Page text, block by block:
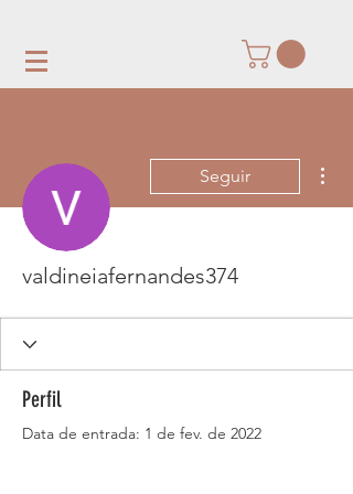
Seguir
valdineiafernandes374
Perfil
Data de entrada: 1 de fev. de 2022